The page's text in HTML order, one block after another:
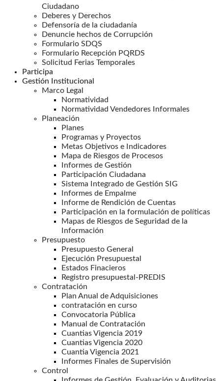
Ciudadano
Deberes y Derechos
Defensoría de la ciudadanía
Denuncie hechos de Corrupción
Formulario SDQS
Formulario Recepción PQRDS
Solicitud Ferias Temporales
Participa
Gestión Institucional
Marco Legal
Normatividad
Normatividad Vendedores Informales
Planeación
Planes
Programas y Proyectos
Metas Objetivos e Indicadores
Mapa de Riesgos de Procesos
Informes de Gestión
Participación Ciudadana
Sistema Integrado de Gestión SIG
Informes de Empalme
Informe de Rendición de Cuentas
Participación en la formulación de políticas
Mapas de Riesgos de Seguridad de la
Información
Presupuesto
Presupuesto General
Ejecución Presupuestal
Estados Finacieros
Registro presupuestal-PREDIS
Contratación
Plan Anual de Adquisiciones
contratación en curso
Convocatoria Pública
Manual de Contratación
Cuantias Vigencia 2019
Cuantias Vigencia 2020
Cuantia Vigencia 2021
Informes Finales de Supervisión
Control